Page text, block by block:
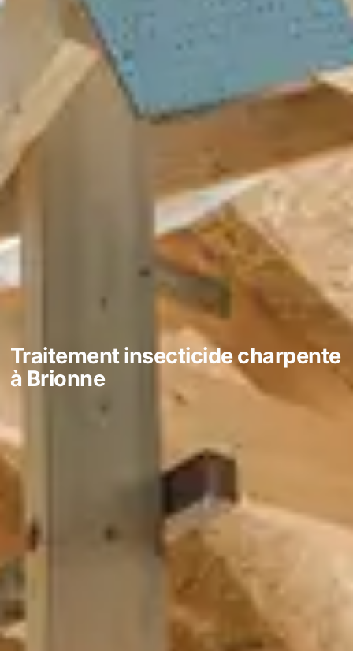
Traitement insecticide charpente
à Brionne